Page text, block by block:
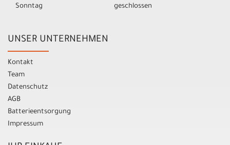
Sonntag
geschlossen
UNSER UNTERNEHMEN
Kontakt
Team
Datenschutz
AGB
Batterieentsorgung
Impressum